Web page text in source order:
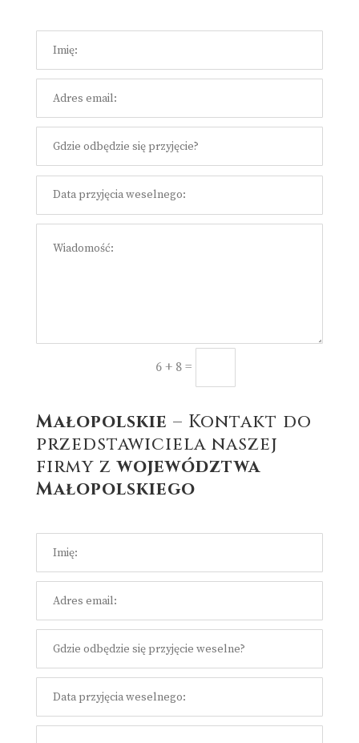
6 + 8 =
Małopolskie – Kontakt do
przedstawiciela naszej
firmy zwojewództwa
Małopolskiego